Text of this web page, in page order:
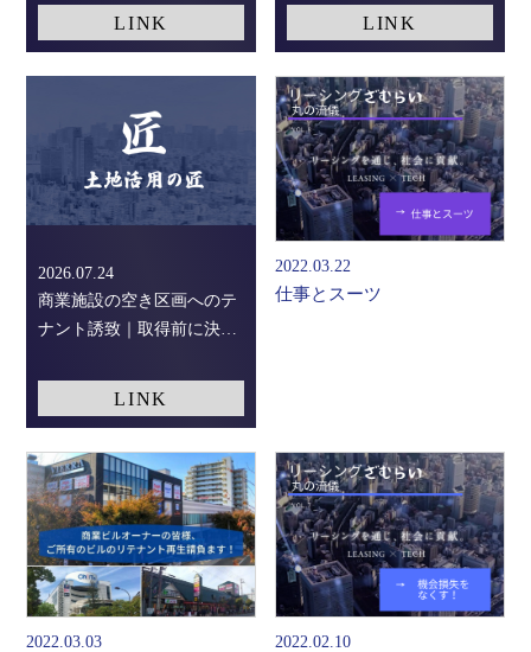
LINK
「空白期間ゼロ」の店舗誘
致
LINK
2026.07.24
商業施設の空き区画へのテ
ナント誘致｜取得前に決め
事例
LINK
2022.03.22
仕事とスーツ
2022.03.03 2022.02.10